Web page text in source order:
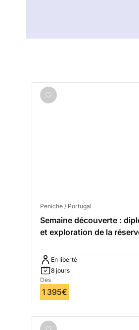
Peniche / Portugal
Semaine découverte :
et exploration de la
En liberté
8 jours
Dès
1 395€